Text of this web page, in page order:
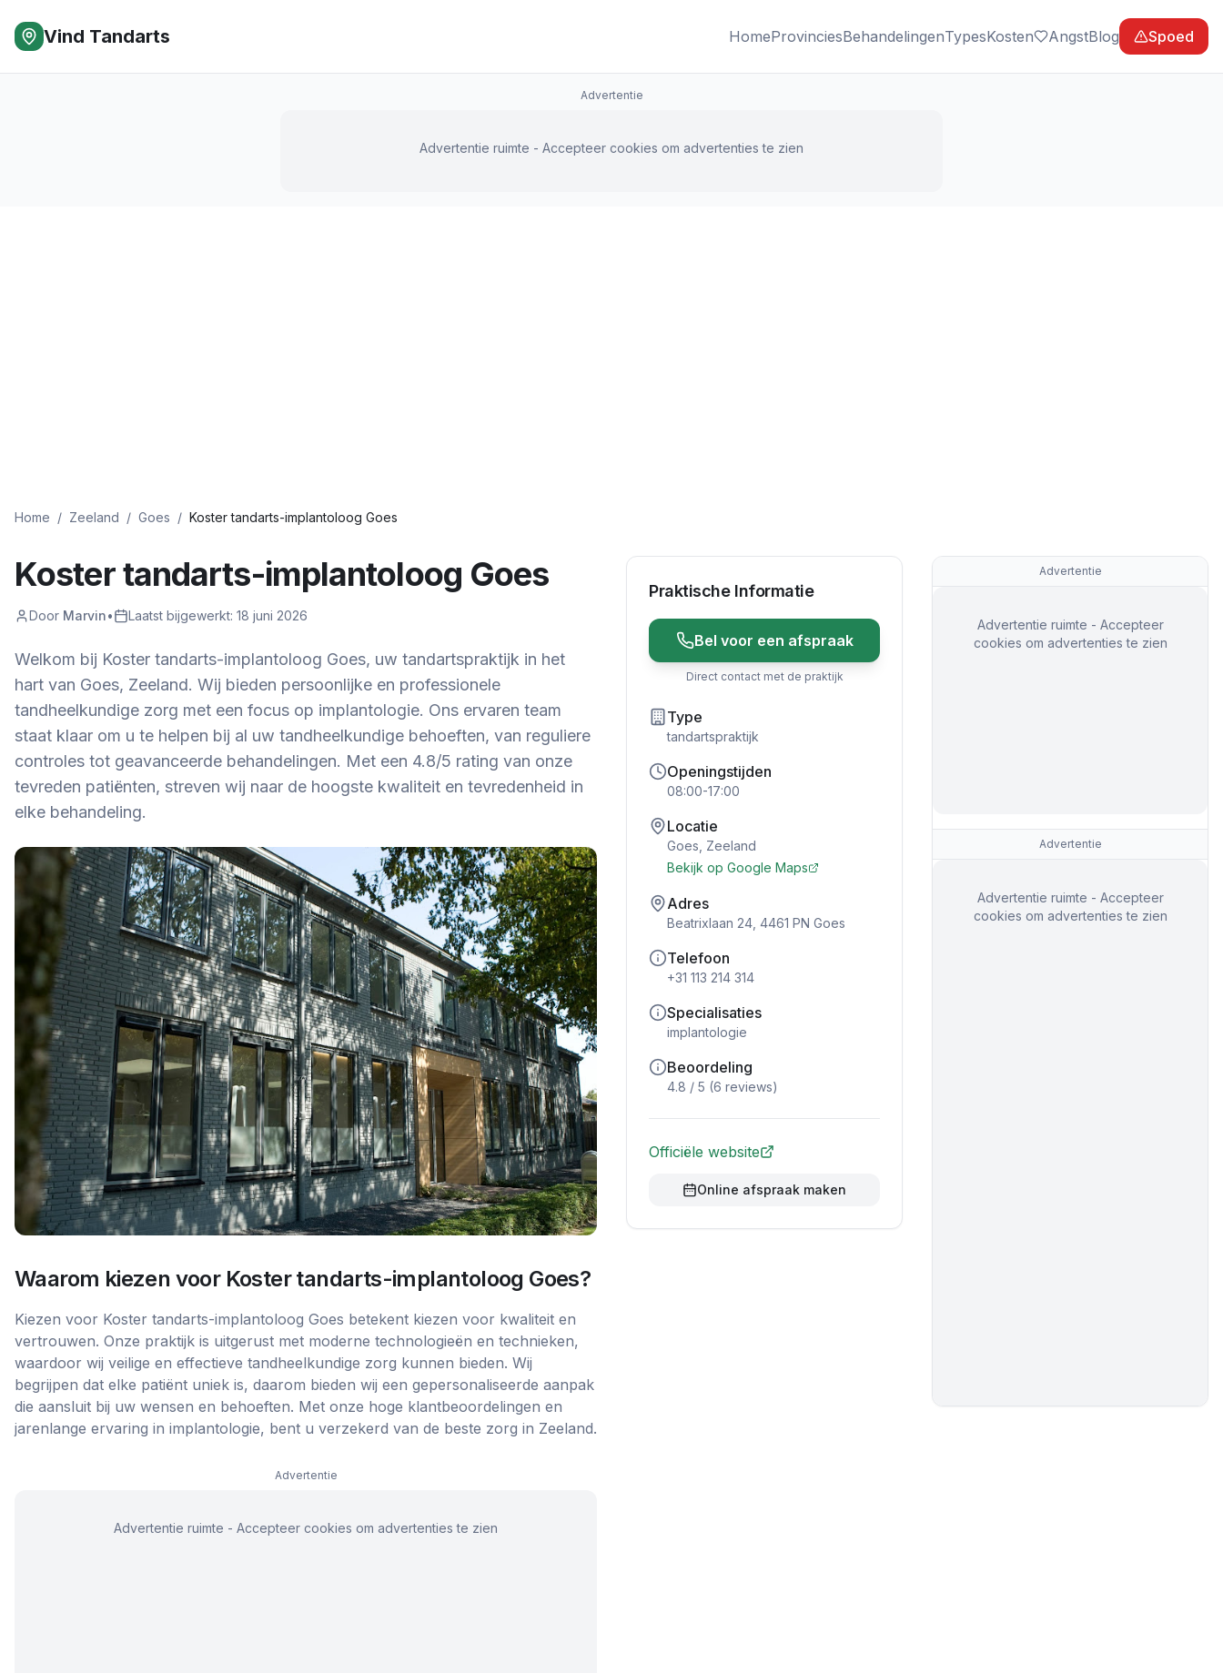
Vind Tandarts HomeProvinciesBehandelingenTypesKosten AngstBlog Spoed
Advertentie
Advertentie ruimte - Accepteer cookies om advertenties te zien
Home / Zeeland / Goes / Koster tandarts-implantoloog Goes
Koster tandarts-implantoloog Goes
Door Marvin• Laatst bijgewerkt: 18 juni 2026
Welkom bij Koster tandarts-implantoloog Goes, uw tandartspraktijk in het
hart van Goes, Zeeland. Wij bieden persoonlijke en professionele
tandheelkundige zorg met een focus op implantologie. Ons ervaren team
staat klaar om u te helpen bij al uw tandheelkundige behoeften, van reguliere
controles tot geavanceerde behandelingen. Met een 4.8/5 rating van onze
tevreden patiënten, streven wij naar de hoogste kwaliteit en tevredenheid in
elke behandeling.
Waarom kiezen voor Koster tandarts-implantoloog Goes?
Kiezen voor Koster tandarts-implantoloog Goes betekent kiezen voor kwaliteit en
vertrouwen. Onze praktijk is uitgerust met moderne technologieën en technieken,
waardoor wij veilige en effectieve tandheelkundige zorg kunnen bieden. Wij
begrijpen dat elke patiënt uniek is, daarom bieden wij een gepersonaliseerde aanpak
die aansluit bij uw wensen en behoeften. Met onze hoge klantbeoordelingen en
jarenlange ervaring in implantologie, bent u verzekerd van de beste zorg in Zeeland.
Advertentie
Advertentie ruimte - Accepteer cookies om advertenties te zien
Praktische Informatie
Bel voor een afspraak
Direct contact met de praktijk
Type
tandartspraktijk
Openingstijden
08:00-17:00
Locatie
Goes Zeeland
Bekijk op Google Maps
Adres
Beatrixlaan 24, 4461 PN Goes
Telefoon
+31 113 214 314
Specialisaties
implantologie
Beoordeling
4.8 / 5 (6 reviews)
Officiële website
Online afspraak maken
Advertentie
Advertentie ruimte - Accepteer
cookies om advertenties te zien
Advertentie
Advertentie ruimte - Accepteer
cookies om advertenties te zien